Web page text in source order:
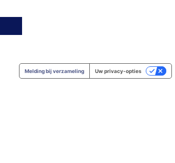
Melding bij verzameling Uw privacy-opties